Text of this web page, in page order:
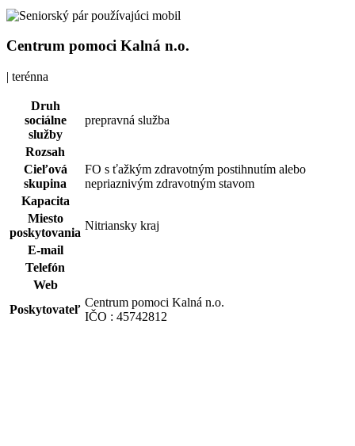
Centrum pomoci Kalná n.o.
| terénna
Druh
sociálne
služby
prepravná služba
Rozsah
Cieľová
skupina
FO s ťažkým zdravotným postihnutím alebo
nepriaznivým zdravotným stavom
Kapacita
Miesto
poskytovania
Nitriansky kraj
E-mail
Telefón
Web
Poskytovateľ
Centrum pomoci Kalná n.o.
IČO : 45742812